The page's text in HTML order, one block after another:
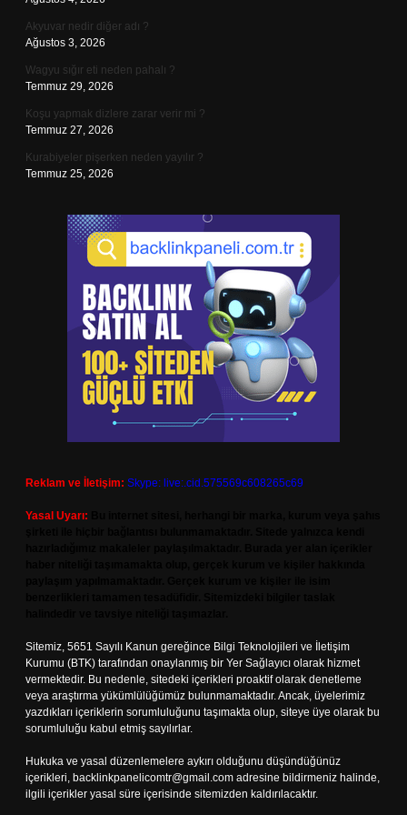
Akyuvar nedir diğer adı ?
Ağustos 3, 2026
Wagyu sığır eti neden pahalı ?
Temmuz 29, 2026
Koşu yapmak dizlere zarar verir mi ?
Temmuz 27, 2026
Kurabiyeler pişerken neden yayılır ?
Temmuz 25, 2026
Reklam ve İletişim: Skype: live:.cid.575569c608265c69
Yasal Uyarı:
Sitemiz, 5651 Sayılı Kanun gereğince Bilgi Teknolojileri ve İletişim
Kurumu (BTK) tarafından onaylanmış bir Yer Sağlayıcı olarak hizmet
vermektedir. Bu nedenle, sitedeki içerikleri proaktif olarak denetleme
veya araştırma yükümlülüğümüz bulunmamaktadır. Ancak, üyelerimiz
yazdıkları içeriklerin sorumluluğunu taşımakta olup, siteye üye olarak bu
sorumluluğu kabul etmiş sayılırlar.
Hukuka ve yasal düzenlemelere aykırı olduğunu düşündüğünüz
içerikleri, backlinkpanelicomtr@gmail.com adresine bildirmeniz halinde,
ilgili içerikler yasal süre içerisinde sitemizden kaldırılacaktır.